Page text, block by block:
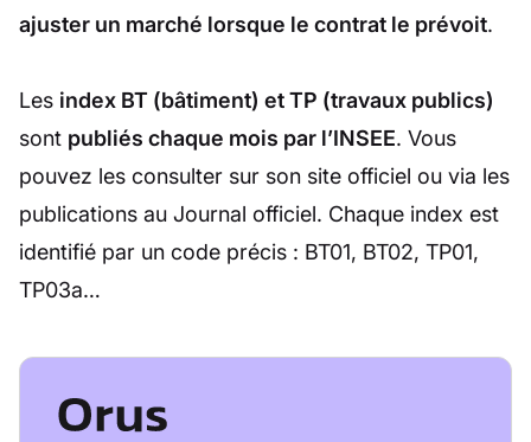
ajuster un marché lorsque le contrat le prévoit.
Les index BT (bâtiment) et TP (travaux publics)
sont publiés chaque mois par l’INSEE. Vous
pouvez les consulter sur son site officiel ou via les
publications au Journal officiel. Chaque index est
identifié par un code précis : BT01, BT02, TP01,
TP03a…